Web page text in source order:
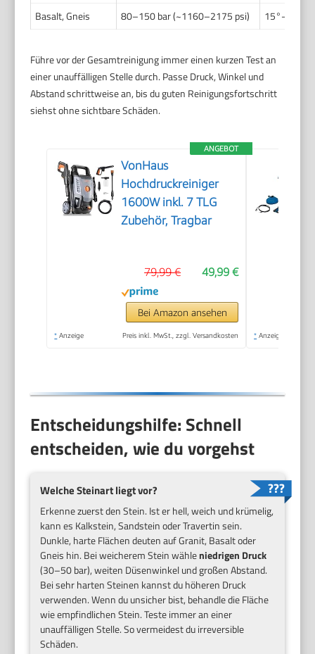
Basalt, Gneis
80–150 bar (~1160–2175 psi) 15°–25°
Führe vor der Gesamtreinigung immer einen kurzen Test an
einer unauffälligen Stelle durch. Passe Druck, Winkel und
Abstand schrittweise an, bis du guten Reinigungsfortschritt
siehst ohne sichtbare Schäden.
ANGEBOT
VonHaus
Hochdruckreiniger
1600W inkl. 7 TLG
Zubehör, Tragbar
49,99 €
79,99 €
Bei Amazon ansehen
* Anzeige Preis inkl. MwSt., zzgl. Versandkosten * Anzeige
Entscheidungshilfe: Schnell
entscheiden, wie du vorgehst
Welche Steinart liegt vor?
Erkenne zuerst den Stein. Ist er hell, weich und krümelig,
kann es Kalkstein, Sandstein oder Travertin sein.
Dunkle, harte Flächen deuten auf Granit, Basalt oder
Gneis hin. Bei weicherem Stein wähleniedrigen Druck
(30–50 bar), weiten Düsenwinkel und großen Abstand.
Bei sehr harten Steinen kannst du höheren Druck
verwenden. Wenn du unsicher bist, behandle die Fläche
wie empfindlichen Stein. Teste immer an einer
unauffälligen Stelle. So vermeidest du irreversible
Schäden.